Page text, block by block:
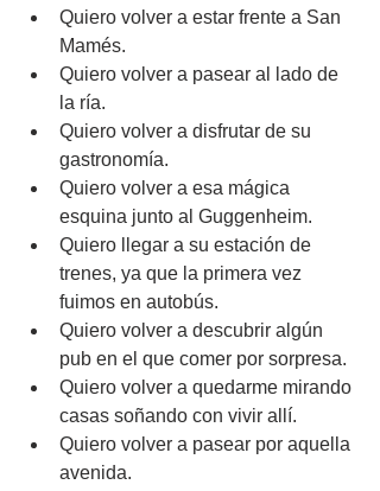
Quiero volver a estar frente a San
Mamés.
Quiero volver a pasear al lado de
la ría.
Quiero volver a disfrutar de su
gastronomía.
Quiero volver a esa mágica
esquina junto al Guggenheim.
Quiero llegar a su estación de
trenes, ya que la primera vez
fuimos en autobús.
Quiero volver a descubrir algún
pub en el que comer por sorpresa.
Quiero volver a quedarme mirando
casas soñando con vivir allí.
Quiero volver a pasear por aquella
avenida.